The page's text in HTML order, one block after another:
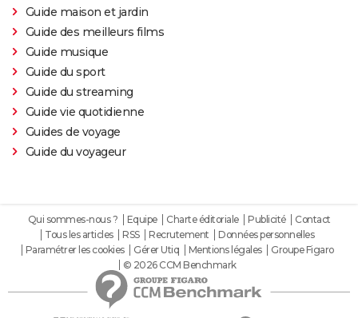
Guide maison et jardin
Guide des meilleurs films
Guide musique
Guide du sport
Guide du streaming
Guide vie quotidienne
Guides de voyage
Guide du voyageur
Qui sommes-nous ? Equipe Charte éditoriale Publicité
Contact
Tous les articles
RSS Recrutement
Données personnelles
Paramétrer les cookies
Gérer Utiq Mentions légales
Groupe Figaro
© 2026 CCM Benchmark